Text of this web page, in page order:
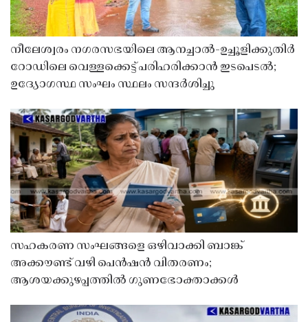
നീലേശ്വരം നഗരസഭയിലെ ആനച്ചാൽ-ഉച്ചൂളിക്കുതിർ
റോഡിലെ വെള്ളക്കെട്ട് പരിഹരിക്കാൻ ഇടപെടൽ;
ഉദ്യോഗസ്ഥ സംഘം സ്ഥലം സന്ദർശിച്ചു
സഹകരണ സംഘങ്ങളെ ഒഴിവാക്കി ബാങ്ക്
അക്കൗണ്ട് വഴി പെൻഷൻ വിതരണം;
ആശയക്കുഴപ്പത്തിൽ ഗുണഭോക്താക്കൾ